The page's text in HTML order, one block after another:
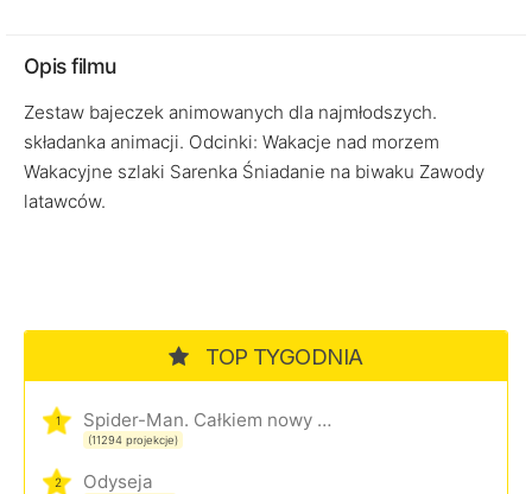
Opis filmu
Zestaw bajeczek animowanych dla najmłodszych.
składanka animacji. Odcinki: Wakacje nad morzem
Wakacyjne szlaki Sarenka Śniadanie na biwaku Zawody
latawców.
TOP TYGODNIA
1 Spider-Man. Całkiem nowy dzień
(11294 projekcje)
2 Odyseja